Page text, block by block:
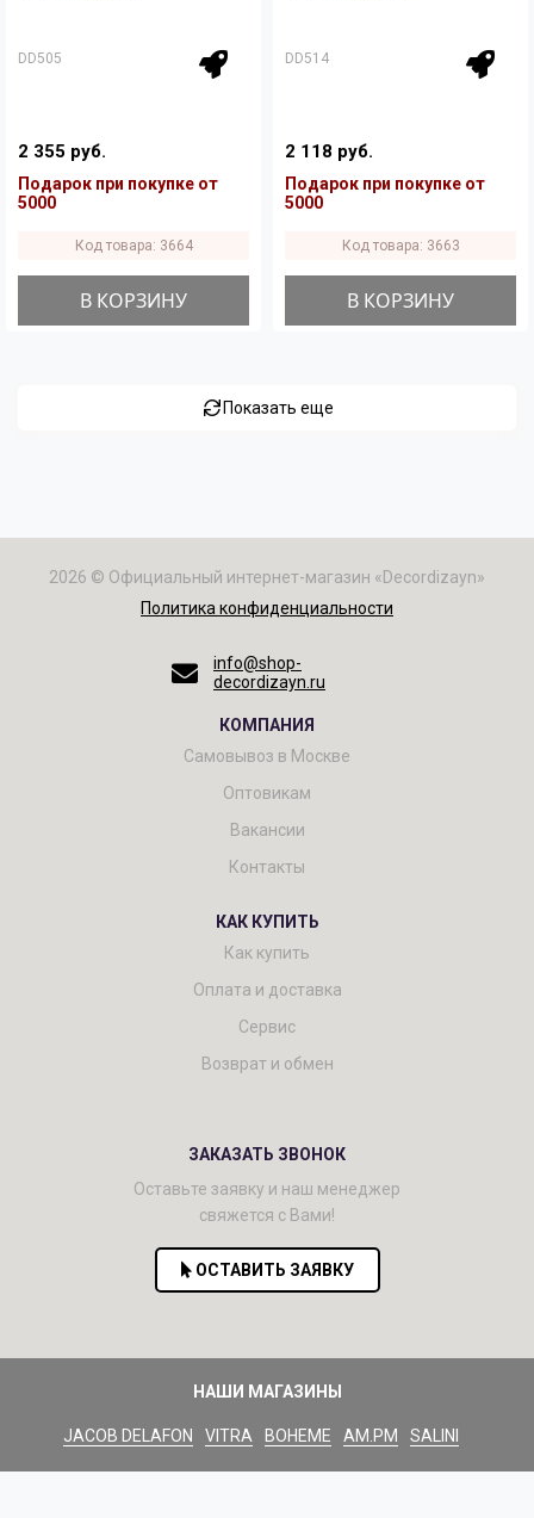
DD505
2 355 руб.
Подарок при покупке от
5000
Код товара: 3664
В КОРЗИНУ
DD514
2 118 руб.
Подарок при покупке от
5000
Код товара: 3663
В КОРЗИНУ
Показать еще
2026 © Официальный интернет-магазин «Decordizayn»
Политика конфиденциальности
info@shop-
decordizayn.ru
КОМПАНИЯ
Самовывоз в Москве
Оптовикам
Вакансии
Контакты
КАК КУПИТЬ
Как купить
Оплата и доставка
Сервис
Возврат и обмен
ЗАКАЗАТЬ ЗВОНОК
Оставьте заявку и наш менеджер
свяжется с Вами!
ОСТАВИТЬ ЗАЯВКУ
НАШИ МАГАЗИНЫ
JACOB DELAFON VITRA BOHEME AM.PM SALINI